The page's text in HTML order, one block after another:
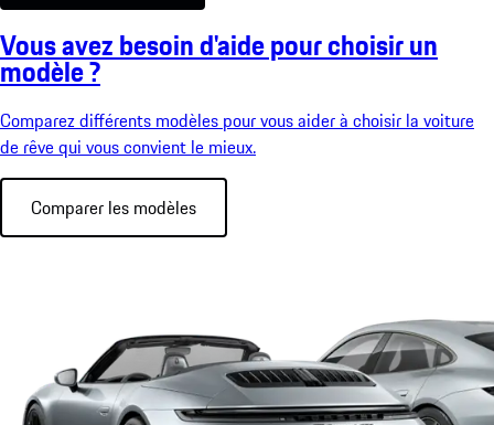
Vous avez besoin d'aide pour choisir un
modèle ?
Comparez différents modèles pour vous aider à choisir la voiture
de rêve qui vous convient le mieux.
Comparer les modèles